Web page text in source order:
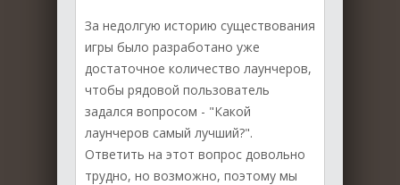
За недолгую историю существования
игры было разработано уже
достаточное количество лаунчеров,
чтобы рядовой пользователь
задался вопросом - "Какой
лаунчеров самый лучший?".
Ответить на этот вопрос довольно
трудно, но возможно, поэтому мы